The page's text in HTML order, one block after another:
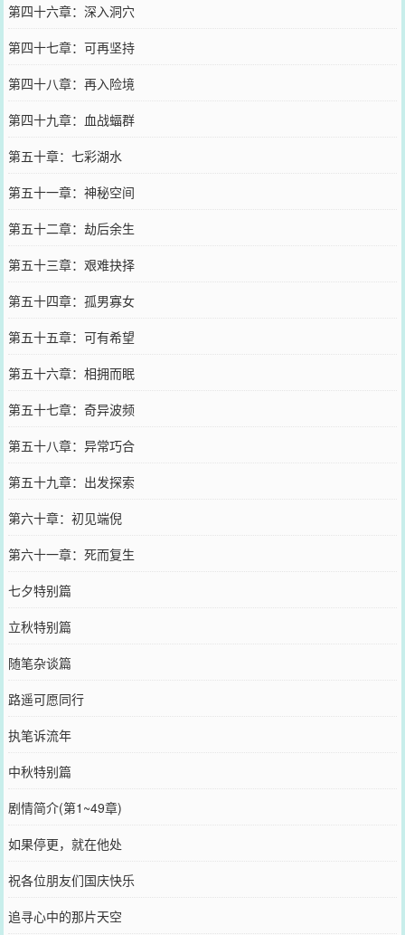
第四十六章：深入洞穴
第四十七章：可再坚持
第四十八章：再入险境
第四十九章：血战蝠群
第五十章：七彩湖水
第五十一章：神秘空间
第五十二章：劫后余生
第五十三章：艰难抉择
第五十四章：孤男寡女
第五十五章：可有希望
第五十六章：相拥而眠
第五十七章：奇异波频
第五十八章：异常巧合
第五十九章：出发探索
第六十章：初见端倪
第六十一章：死而复生
七夕特别篇
立秋特别篇
随笔杂谈篇
路遥可愿同行
执笔诉流年
中秋特别篇
剧情简介(第1~49章)
如果停更，就在他处
祝各位朋友们国庆快乐
追寻心中的那片天空